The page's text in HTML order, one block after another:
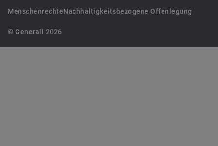
MenschenrechteNachhaltigkeitsbezogene Offenlegung
© Generali 2026